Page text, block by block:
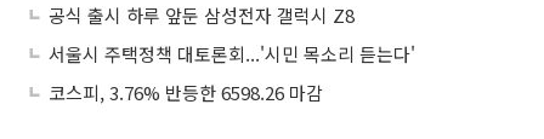
공식 출시 하루 앞둔 삼성전자 갤럭시 Z8
서울시 주택정책 대토론회...'시민 목소리 듣는다'
코스피, 3.76% 반등한 6598.26 마감